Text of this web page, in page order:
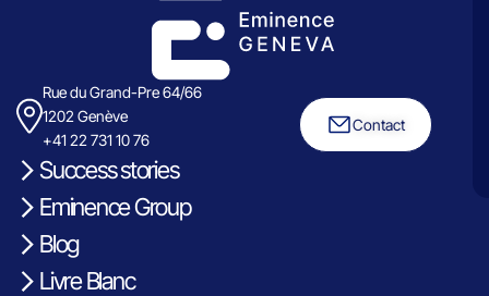
Rue du Grand-Pre 64/66
1202 Genève
+41 22 731 10 76
Contact
Success stories
Eminence Group
Blog
Livre Blanc